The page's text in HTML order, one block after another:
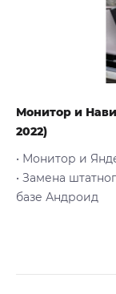
Монитор и
2022)
• Монитор и
• Замена
базе Андроид